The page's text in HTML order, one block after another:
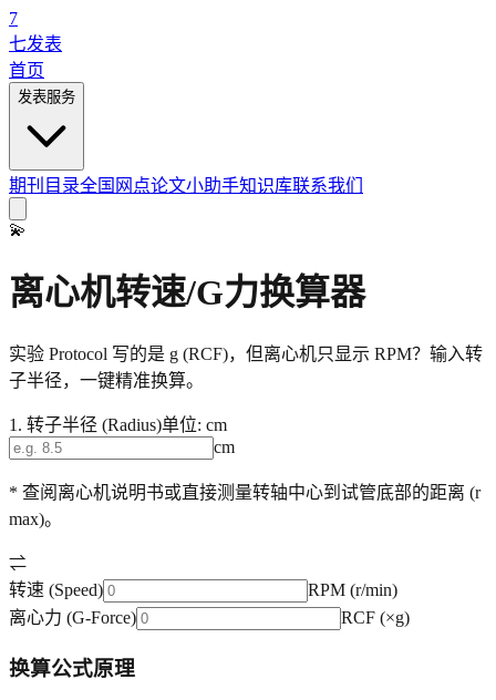
7
七发表
首页
发表服务
期刊目录全国网点论文小助手知识库联系我们
💫
离心机转速/G力换算器
实验 Protocol 写的是 g (RCF)，但离心机只显示 RPM？输入转
子半径，一键精准换算。
1. 转子半径 (Radius)单位: cm
cm
* 查阅离心机说明书或直接测量转轴中心到试管底部的距离 (r
max)。
⇌
转速 (Speed)
RPM (r/min)
离心力 (G-Force)
RCF (×g)
换算公式原理